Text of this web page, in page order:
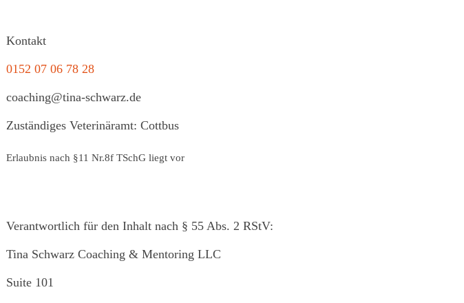
Kontakt
0152 07 06 78 28
coaching@tina-schwarz.de
Zuständiges Veterinäramt: Cottbus
Erlaubnis nach §11 Nr.8f TSchG liegt vor
Verantwortlich für den Inhalt nach § 55 Abs. 2 RStV:
Tina Schwarz Coaching & Mentoring LLC
Suite 101